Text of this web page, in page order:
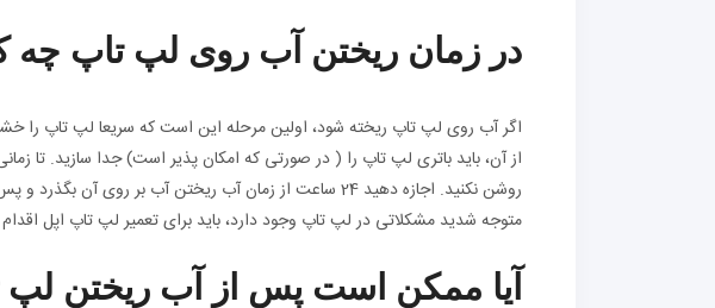
در زمان ریختن آب روی لپ تاپ چه
اگر آب روی لپ تاپ ریخته شود، اولین مرحله این است که سریعا لپ تاپ را
از آن، باید باتری لپ تاپ را ( در صورتی که امکان پذیر است) جدا سازید. تا
روشن نکنید. اجازه دهید 24 ساعت از زمان آب ریختن آب بر
متوجه شدید مشکلاتی در لپ تاپ وجود دارد، باید برای تعمیر لپ تاپ اپل اقدام
آیا ممکن است پس از آب ریختن